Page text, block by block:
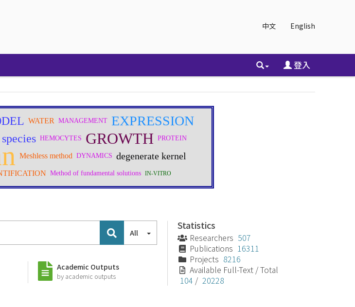
中文 English
登入
All
Academic Outputs
by academic outputs
Statistics
Researchers 507
Publications 16311
Projects 8216
Available Full-Text / Total
104 / 20228